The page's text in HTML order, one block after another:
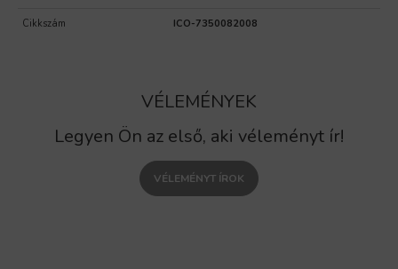
Cikkszám ICO-7350082008
VÉLEMÉNYEK
Legyen Ön az első, aki véleményt ír!
VÉLEMÉNYT ÍROK